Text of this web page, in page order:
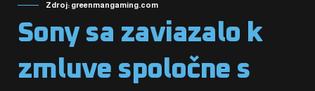
Zdroj: greenmangaming.com
Sony sa zaviazalo k
zmluve spoločne s